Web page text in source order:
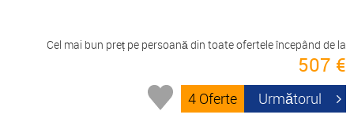
Cel mai bun preț pe persoană din toate ofertele începând de la
507 €
4 Oferte Următorul